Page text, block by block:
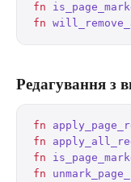
fn
fn
Редагування з
fn
fn
fn
fn